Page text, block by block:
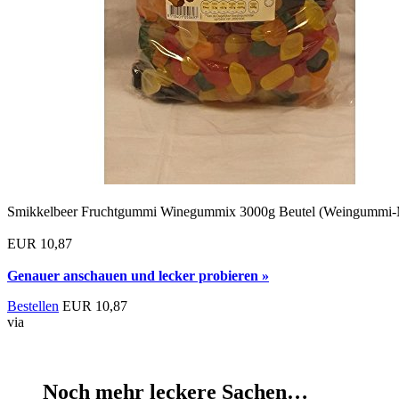
Smikkelbeer Fruchtgummi Winegummix 3000g Beutel
EUR 10,87
Genauer anschauen und lecker probieren »
Bestellen EUR 10,87
via
Noch mehr leckere Sachen…